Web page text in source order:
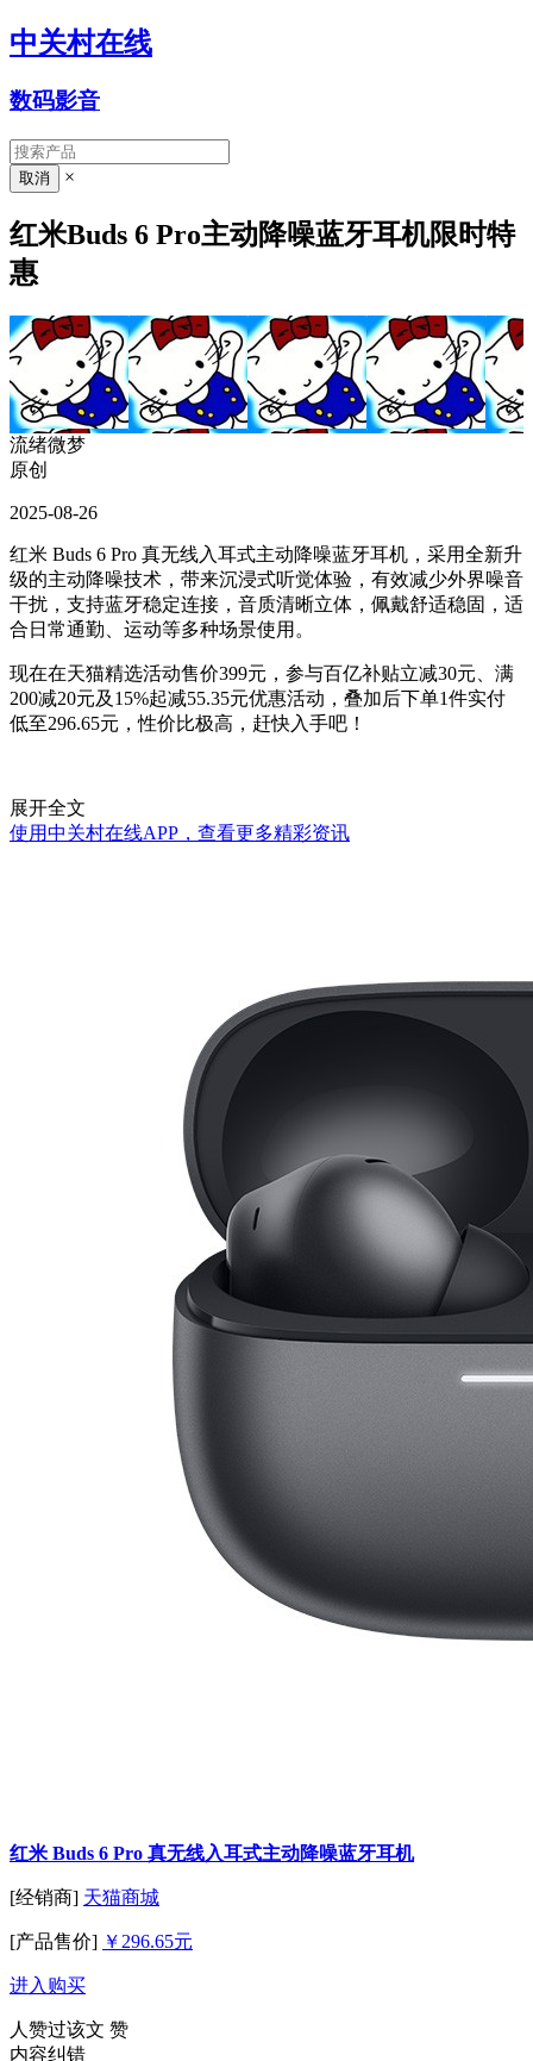
中关村在线
数码影音
×
红米Buds 6 Pro主动降噪蓝牙耳机限时特
惠
流绪微梦
原创
2025-08-26
红米 Buds 6 Pro 真无线入耳式主动降噪蓝牙耳机，采用全新升
级的主动降噪技术，带来沉浸式听觉体验，有效减少外界噪音
干扰，支持蓝牙稳定连接，音质清晰立体，佩戴舒适稳固，适
合日常通勤、运动等多种场景使用。
现在在天猫精选活动售价399元，参与百亿补贴立减30元、满
200减20元及15%起减55.35元优惠活动，叠加后下单1件实付
低至296.65元，性价比极高，赶快入手吧！
展开全文
使用中关村在线APP，查看更多精彩资讯
红米 Buds 6 Pro 真无线入耳式主动降噪蓝牙耳机
[经销商] 天猫商城
[产品售价] ￥296.65元
进入购买
人赞过该文 赞
内容纠错